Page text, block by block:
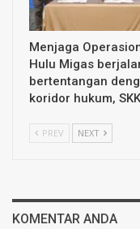
Menjaga
Hulu Migas
bertentangan
koridor hukum,
PREV NEXT
KOMENTAR ANDA